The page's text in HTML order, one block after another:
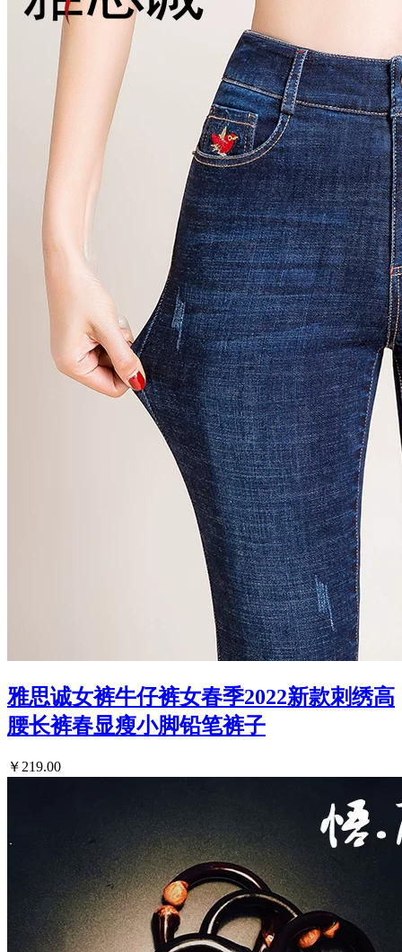
雅思诚女裤牛仔裤女春季2022新款刺绣高
腰长裤春显瘦小脚铅笔裤子
￥219.00